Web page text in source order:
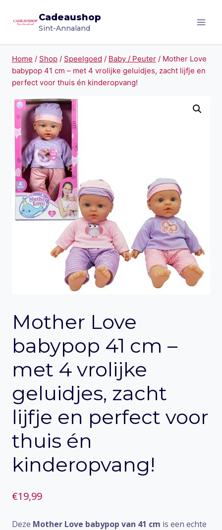
naar
Cadeaushop
Sint-Annaland
Home / Shop / Speelgoed / Baby / Peuter / Mother Love
babypop 41 cm – met 4 vrolijke geluidjes, zacht lijfje en
perfect voor thuis én kinderopvang!
Mother Love
babypop 41 cm –
met 4 vrolijke
geluidjes, zacht
lijfje en perfect voor
thuis én
kinderopvang!
€19,99
Deze Mother Love babypop van 41 cm is een echte